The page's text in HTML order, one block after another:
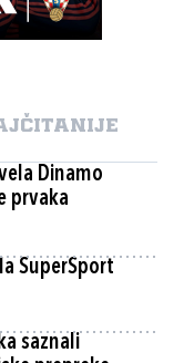
Dinamo
prvaka
SuperSport
saznali